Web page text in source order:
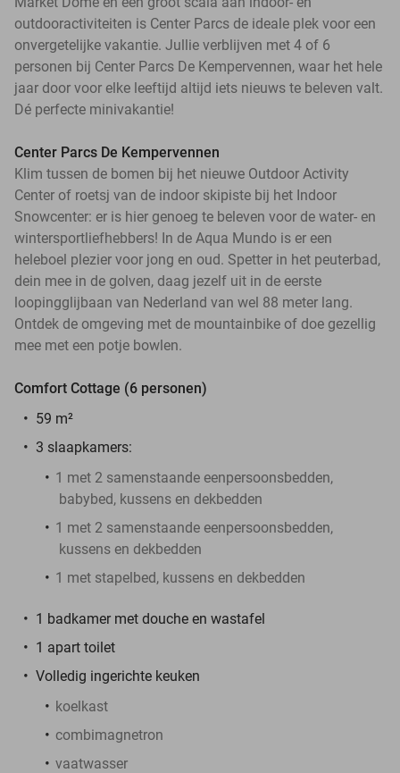
outdooractiviteiten is Center Parcs de ideale plek voor een
onvergetelijke vakantie. Jullie verblijven met 4 of 6
personen bij Center Parcs De Kempervennen, waar het hele
jaar door voor elke leeftijd altijd iets nieuws te beleven valt.
Dé perfecte minivakantie!
Center Parcs De Kempervennen
Klim tussen de bomen bij het nieuwe Outdoor Activity
Center of roetsj van de indoor skipiste bij het Indoor
Snowcenter: er is hier genoeg te beleven voor de water- en
wintersportliefhebbers! In de Aqua Mundo is er een
heleboel plezier voor jong en oud. Spetter in het peuterbad,
dein mee in de golven, daag jezelf uit in de eerste
loopingglijbaan van Nederland van wel 88 meter lang.
Ontdek de omgeving met de mountainbike of doe gezellig
mee met een potje bowlen.
Comfort Cottage (6 personen)
59 m²
3 slaapkamers:
1 met 2 samenstaande eenpersoonsbedden,
babybed, kussens en dekbedden
1 met 2 samenstaande eenpersoonsbedden,
kussens en dekbedden
1 met stapelbed, kussens en dekbedden
1 badkamer met douche en wastafel
1 apart toilet
Volledig ingerichte keuken
koelkast
combimagnetron
vaatwasser